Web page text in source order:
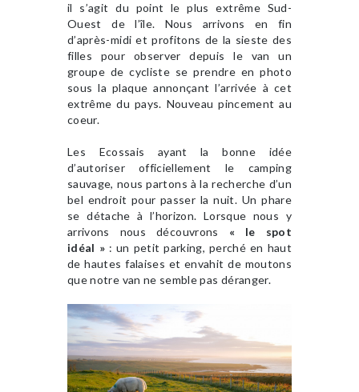
il s’agit du point le plus extrême Sud-
Ouest de l’île. Nous arrivons en fin
d’après-midi et profitons de la sieste des
filles pour observer depuis le van un
groupe de cycliste se prendre en photo
sous la plaque annonçant l’arrivée à cet
extrême du pays. Nouveau pincement au
coeur.
Les Ecossais ayant la bonne idée
d’autoriser officiellement le camping
sauvage, nous partons à la recherche d’un
bel endroit pour passer la nuit. Un phare
se détache à l’horizon. Lorsque nous y
arrivons nous découvrons « le spot
idéal » : un petit parking, perché en haut
de hautes falaises et envahit de moutons
que notre van ne semble pas déranger.